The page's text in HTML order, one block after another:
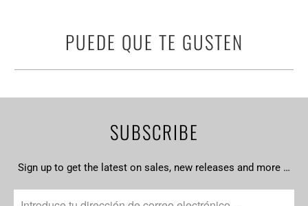
PUEDE QUE TE GUSTEN
SUBSCRIBE
Sign up to get the latest on sales, new releases and more …